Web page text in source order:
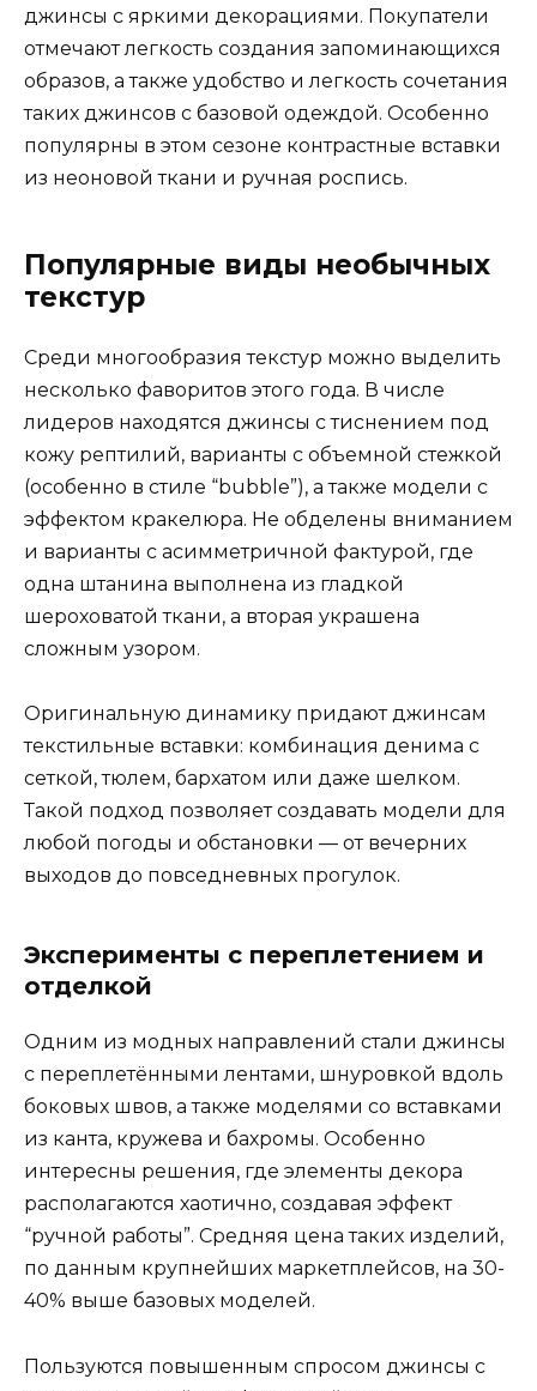
джинсы с яркими декорациями. Покупатели
отмечают легкость создания запоминающихся
образов, а также удобство и легкость сочетания
таких джинсов с базовой одеждой. Особенно
популярны в этом сезоне контрастные вставки
из неоновой ткани и ручная роспись.
Популярные виды необычных
текстур
Среди многообразия текстур можно выделить
несколько фаворитов этого года. В числе
лидеров находятся джинсы с тиснением под
кожу рептилий, варианты с объемной стежкой
(особенно в стиле “bubble”), а также модели с
эффектом кракелюра. Не обделены вниманием
и варианты с асимметричной фактурой, где
одна штанина выполнена из гладкой
шероховатой ткани, а вторая украшена
сложным узором.
Оригинальную динамику придают джинсам
текстильные вставки: комбинация денима с
сеткой, тюлем, бархатом или даже шелком.
Такой подход позволяет создавать модели для
любой погоды и обстановки — от вечерних
выходов до повседневных прогулок.
Эксперименты с переплетением и
отделкой
Одним из модных направлений стали джинсы
с переплетёнными лентами, шнуровкой вдоль
боковых швов, а также моделями со вставками
из канта, кружева и бахромы. Особенно
интересны решения, где элементы декора
располагаются хаотично, создавая эффект
“ручной работы”. Средняя цена таких изделий,
по данным крупнейших маркетплейсов, на 30-
40% выше базовых моделей.
Пользуются повышенным спросом джинсы с